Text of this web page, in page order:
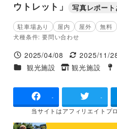
ウトレット」
写真レポート
駐車場あり 屋内 屋外
無料
犬種条件: 要問い合わせ
投稿日
2025/04/08
更新日
2025/11/
施設ジャンル
観光施設
タグ
観光施設
タ
- -
当サイトはアフィリエイトプ